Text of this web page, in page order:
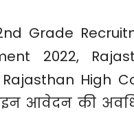
Grade
2022,
High
आवेदन की